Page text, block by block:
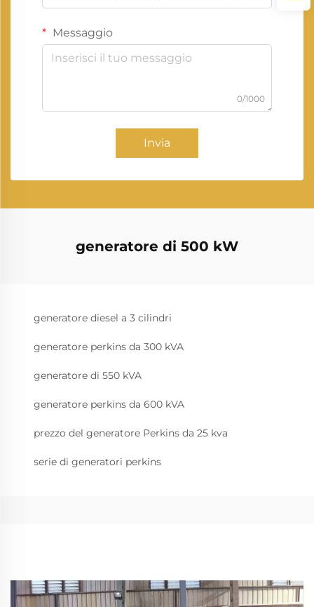
Messaggio
0/1000
Invia
generatore di 500 kW
generatore diesel a 3 cilindri
generatore perkins da 300 kVA
generatore di 550 kVA
generatore perkins da 600 kVA
prezzo del generatore Perkins da 25 kva
serie di generatori perkins